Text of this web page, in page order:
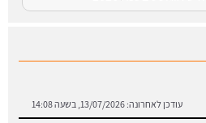
עודכן לאחרונה: 13/07/2026, בשעה 14:08